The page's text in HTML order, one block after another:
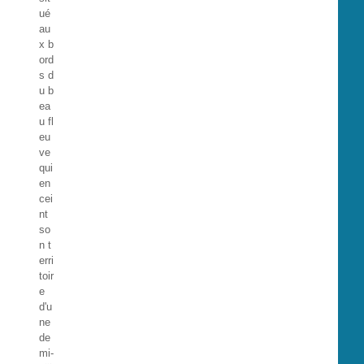
ué
au
x b
ord
s d
u b
ea
u fl
eu
ve
qui
en
cei
nt
so
n t
erri
toir
e
d'u
ne
de
mi-